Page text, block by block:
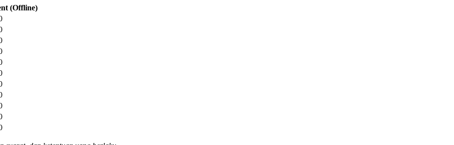
(Offline)